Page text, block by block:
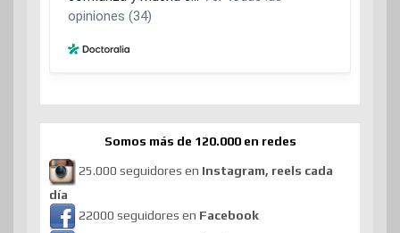
Somos más de 120.000 en redes
25.000 seguidores en Instagram, reels cada
día
22000 seguidores en Facebook